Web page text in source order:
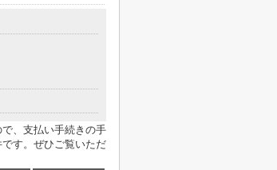
、支払い手続きの手
す。ぜひご覧いただ